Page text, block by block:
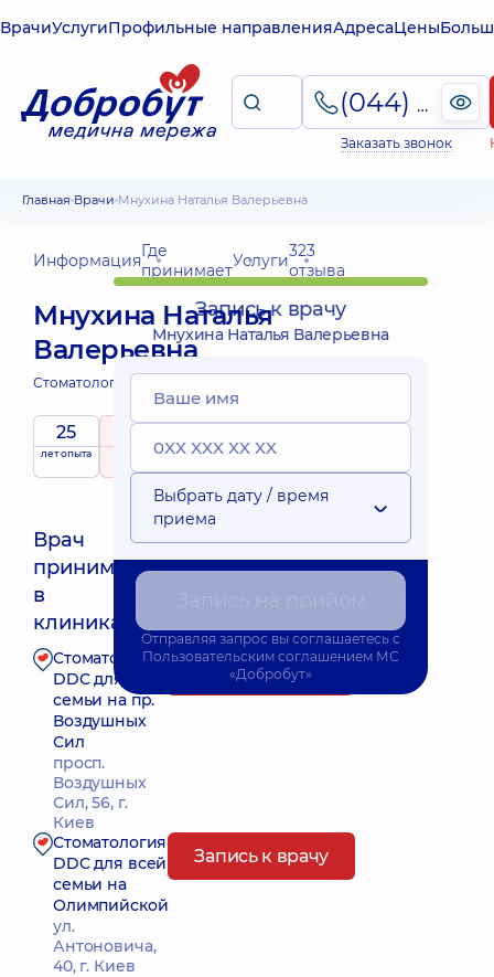
ВрачиУслугиПрофильные направленияАдресаЦены
(044) 495-2-888
Заказать звонок
Главная Врачи Мнухина Наталья Валерьевна
ИнформацияГде
принимаетУслуги323
отзыва
Мнухина Наталья
Валерьевна
Стоматолог-терапевт;
25
лет опыта рейтингна основе
Эксперт
Врач
принимает
в
клиниках:
Ближайшее время приема: Сьогодні о 11:15
Стоматология
DDC для всей
семьи на пр.
Воздушных
Сил
просп.
Воздушных
Сил, 56, г.
Киев
Запись к врачу
Стоматология
DDC для всей
семьи на
Олимпийской
ул.
Антоновича,
40, г. Киев
Запись к врачу
Запись к врачу
Мнухина Наталья Валерьевна
Выбрать дату / время
приема
Отправляя запрос вы соглашаетесь с
Пользовательским соглашением МС
«Добробут»